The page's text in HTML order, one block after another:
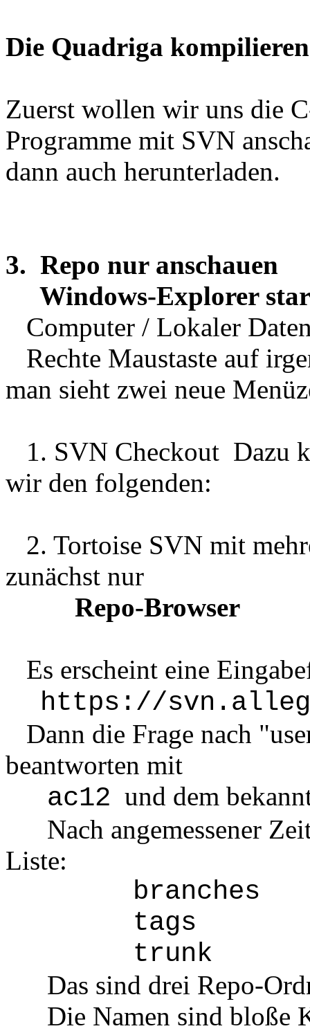
Die Quadriga kompilieren
Zuerst wollen wir uns die
Programme mit SVN
dann auch herunterladen.
3. Repo nur anschauen
Windows-Explorer
Computer / Lokaler
Rechte Maustaste auf
man sieht zwei neue
1. SVN Checkout Dazu
wir den folgenden:
2. Tortoise SVN mit
zunächst nur
Repo-Browser
Es erscheint eine
https://
Dann die Frage nach
beantworten mit
ac12 und dem
Nach angemessener
Liste:
branches
tags
trunk
Das sind drei Repo-
Die Namen sind bloße